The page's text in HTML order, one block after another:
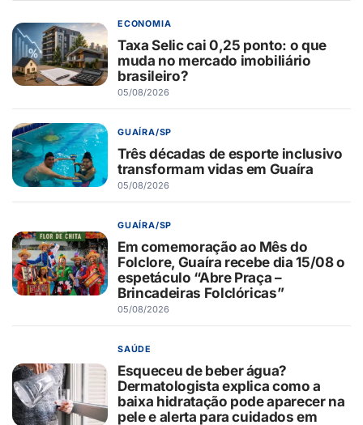
ECONOMIA
Taxa Selic cai 0,25 ponto: o que
muda no mercado imobiliário
brasileiro?
05/08/2026
GUAÍRA/SP
Três décadas de esporte inclusivo
transformam vidas em Guaíra
05/08/2026
GUAÍRA/SP
Em comemoração ao Mês do
Folclore, Guaíra recebe dia 15/08 o
espetáculo “Abre Praça –
Brincadeiras Folclóricas”
05/08/2026
SAÚDE
Esqueceu de beber água?
Dermatologista explica como a
baixa hidratação pode aparecer na
pele e alerta para cuidados em